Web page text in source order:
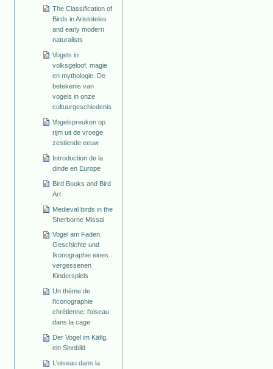
The Classification of
Birds in Aristoteles
and early modern
naturalists
Vogels in
volksgeloof, magie
en mythologie. De
betekenis van
vogels in onze
cultuurgeschiedenis
Vogelspreuken op
rijm uit de vroege
zestiende eeuw
Introduction de la
dinde en Europe
Bird Books and Bird
Art
Medieval birds in the
Sherborne Missal
Vogel am Faden.
Geschichte und
Ikonographie eines
vergessenen
Kinderspiels
Un thème de
l'iconographie
chrétienne: l'oiseau
dans la cage
Der Vogel im Käfig,
ein Sinnbild
L'oiseau dans la